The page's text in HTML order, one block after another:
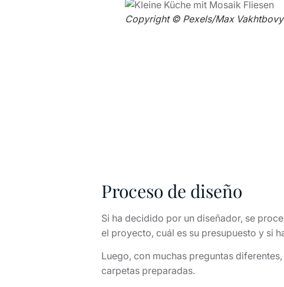
Copyright © Pexels/Max
Proceso de diseño
Si ha decidido por un diseñador, se
el proyecto, cuál es su presupuesto y si
Luego, con muchas preguntas
carpetas preparadas.